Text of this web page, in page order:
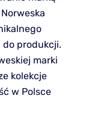
produkcji.
marki
kolekcje
w Polsce